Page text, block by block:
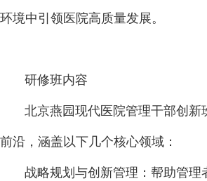
环境中引领医院高质量发展。
研修班内容
北京燕园现代医院管理干部创新
前沿，涵盖以下几个核心领域：
战略规划与创新管理：帮助管理